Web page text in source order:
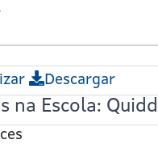
Descargar
na Escola: